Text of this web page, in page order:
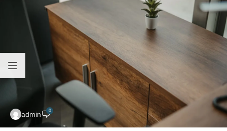
admin 0